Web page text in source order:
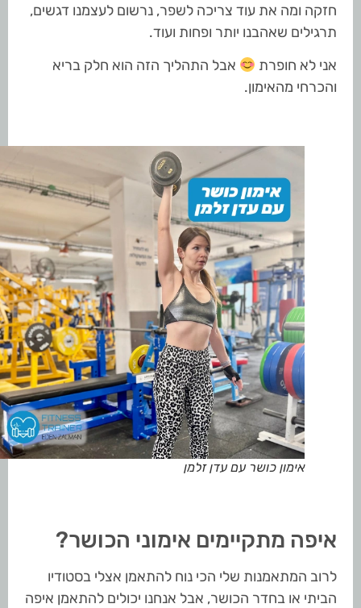
חזקה ומה את עוד צריכה לשפר, נרשום לעצמנו דגשים,
תרגילים שאהבנו יותר ופחות ועוד.
אני לא חופרת
אבל התהליך הזה הוא חלק בריא
והכרחי מהאימון.
אימון כושר עם עדן זלמן
איפה מתקיימים אימוני הכושר?
לרוב המתאמנות שלי הכי נוח להתאמן אצלי בסטודיו
הביתי או בחדר הכושר, אבל אנחנו יכולים להתאמן איפה